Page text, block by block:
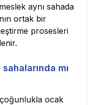
aynı sahada
ortak bir
prosesleri
mı
ocak